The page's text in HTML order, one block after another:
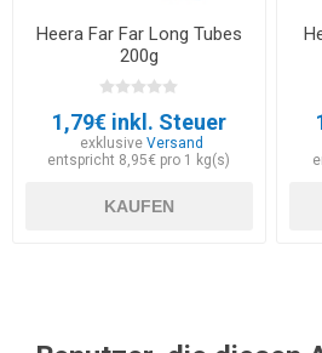
Heera Far Far Long Tubes
200g
1,79€ inkl. Steuer
exklusiveVersand
entspricht 8,95€ pro 1 kg(s)
KAUFEN